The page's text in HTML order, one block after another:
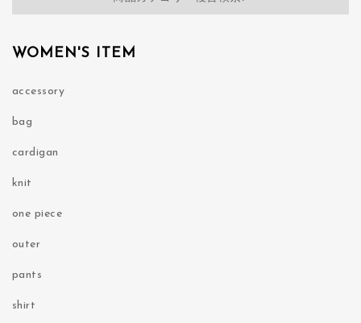
WOMEN'S ITEM
accessory
bag
cardigan
knit
one piece
outer
pants
shirt